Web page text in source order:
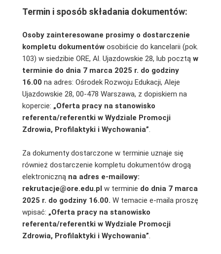
Termin i sposób składania dokumentów:
Osoby zainteresowane prosimy o dostarczenie
kompletu dokumentówosobiście do kancelarii (pok.
103) w siedzibie ORE, Al. Ujazdowskie 28, lub pocztą w
terminie do dnia 7 marca 2025 r. do godziny
16.00 na adres: Ośrodek Rozwoju Edukacji, Aleje
Ujazdowskie 28, 00-478 Warszawa, z dopiskiem na
kopercie: „Oferta pracy na stanowisko
referenta/referentki w Wydziale Promocji
Zdrowia, Profilaktyki i Wychowania”.
Za dokumenty dostarczone w terminie uznaje się
również dostarczenie kompletu dokumentów drogą
elektroniczną na adres e-mailowy:
rekrutacje@ore.edu.pl w terminie do dnia 7 marca
2025 r. do godziny 16.00. W temacie e-maila proszę
wpisać: „Oferta pracy na stanowisko
referenta/referentki w Wydziale Promocji
Zdrowia, Profilaktyki i Wychowania”.